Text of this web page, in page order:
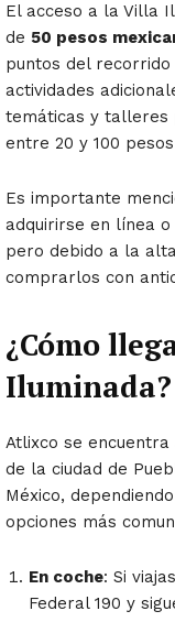
El acceso a la Villa
de 50 pesos
puntos del recorrido
actividades
temáticas y talleres
entre 20 y 100
Es importante
adquirirse en línea
pero debido a la
comprarlos con
¿Cómo
Iluminada?
Atlixco se
de la ciudad de
México,
opciones más
En coche: Si
Federal 190 y